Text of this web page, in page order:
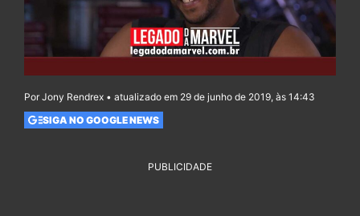
Por Jony Rendrex • atualizado em 29 de junho de 2019, às 14:43
SIGA NO GOOGLE NEWS
PUBLICIDADE